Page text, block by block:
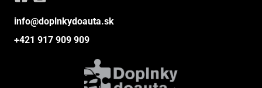
info@doplnkydoauta.sk
+421 917 909 909